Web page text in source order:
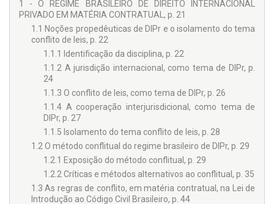
1 - O REGIME BRASILEIRO DE DIREITO INTERNACIONAL
PRIVADO EM MATÉRIA CONTRATUAL, p. 21
1.1 Noções propedêuticas de DIPr e o isolamento do tema
conflito de leis, p. 22
1.1.1 Identificação da disciplina, p. 22
1.1.2 A jurisdição internacional, como tema de DIPr, p.
24
1.1.3 O conflito de leis, como tema de DIPr, p. 26
1.1.4 A cooperação interjurisdicional, como tema de
DIPr, p. 27
1.1.5 Isolamento do tema conflito de leis, p. 28
1.2 O método conflitual do regime brasileiro de DIPr, p. 29
1.2.1 Exposição do método conflitual, p. 29
1.2.2 Críticas e métodos alternativos ao conflitual, p. 35
1.3 As regras de conflito, em matéria contratual, na Lei de
Introdução ao Código Civil Brasileiro, p. 44